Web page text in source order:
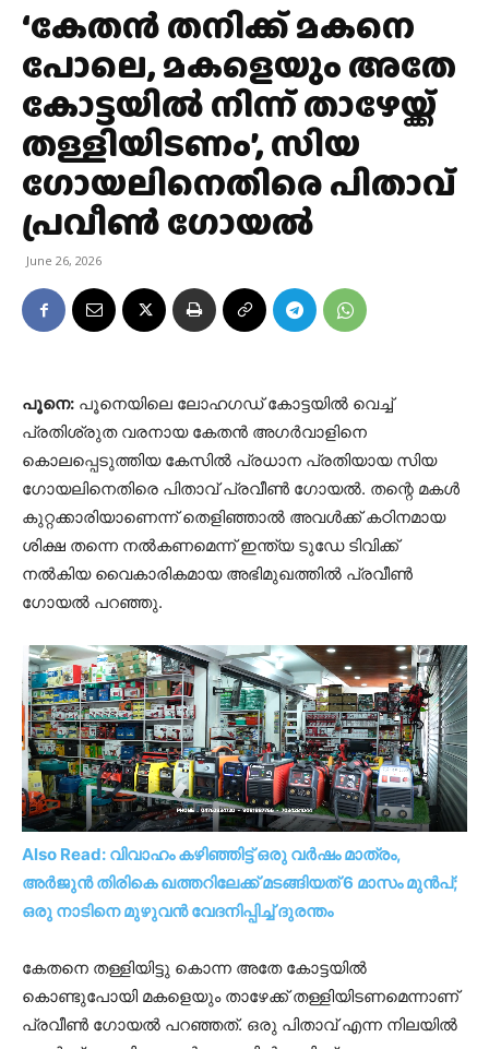
‘കേതൻ തനിക്ക് മകനെ
പോലെ, മകളെയും അതേ
കോട്ടയിൽ നിന്ന് താഴേയ്ക്ക്
തള്ളിയിടണം’, സിയ
ഗോയലിനെതിരെ പിതാവ്
പ്രവീൺ ഗോയൽ
June 26, 2026
പൂനെ: പൂനെയിലെ ലോഹഗഡ് കോട്ടയിൽ വെച്ച്
പ്രതിശ്രുത വരനായ കേതൻ അഗർവാളിനെ
കൊലപ്പെടുത്തിയ കേസിൽ പ്രധാന പ്രതിയായ സിയ
ഗോയലിനെതിരെ പിതാവ് പ്രവീൺ ഗോയൽ. തന്റെ മകൾ
കുറ്റക്കാരിയാണെന്ന് തെളിഞ്ഞാൽ അവൾക്ക് കഠിനമായ
ശിക്ഷ തന്നെ നൽകണമെന്ന് ഇന്ത്യ ടുഡേ ടിവിക്ക്
നൽകിയ വൈകാരികമായ അഭിമുഖത്തിൽ പ്രവീൺ
ഗോയൽ പറഞ്ഞു.
Also Read: വിവാഹം കഴിഞ്ഞിട്ട് ഒരു വർഷം മാത്രം,
അർജുൻ തിരികെ ഖത്തറിലേക്ക് മടങ്ങിയത് 6 മാസം മുൻപ്;
ഒരു നാടിനെ മുഴുവൻ വേദനിപ്പിച്ച് ദുരന്തം
കേതനെ തള്ളിയിട്ടു കൊന്ന അതേ കോട്ടയിൽ
കൊണ്ടുപോയി മകളെയും താഴേക്ക് തള്ളിയിടണമെന്നാണ്
പ്രവീൺ ഗോയൽ പറഞ്ഞത്. ഒരു പിതാവ് എന്ന നിലയിൽ